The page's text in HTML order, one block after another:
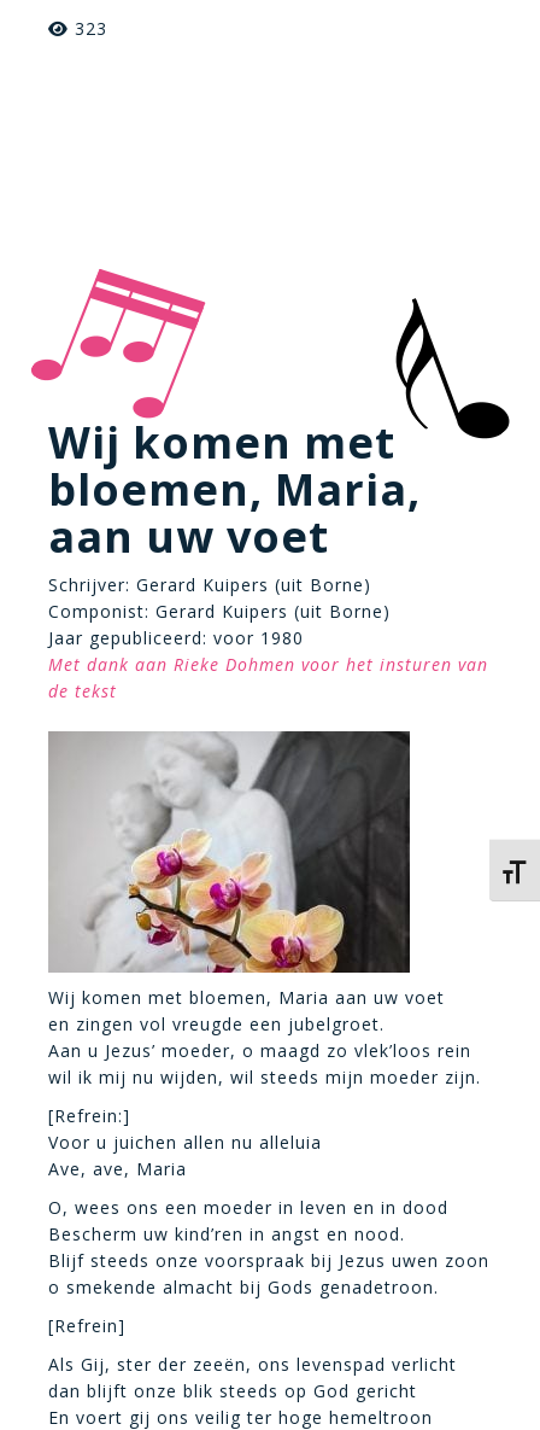
323
Wij komen met
bloemen, Maria,
aan uw voet
Schrijver: Gerard Kuipers (uit Borne)
Componist: Gerard Kuipers (uit Borne)
Jaar gepubliceerd: voor 1980
Met dank aan Rieke Dohmen voor het insturen van
de tekst
Wij komen met bloemen, Maria aan uw voet
en zingen vol vreugde een jubelgroet.
Aan u Jezus’ moeder, o maagd zo vlek’loos rein
wil ik mij nu wijden, wil steeds mijn moeder zijn.
[Refrein:]
Voor u juichen allen nu alleluia
Ave, ave, Maria
O, wees ons een moeder in leven en in dood
Bescherm uw kind’ren in angst en nood.
Blijf steeds onze voorspraak bij Jezus uwen zoon
o smekende almacht bij Gods genadetroon.
[Refrein]
Als Gij, ster der zeeën, ons levenspad verlicht
dan blijft onze blik steeds op God gericht
En voert gij ons veilig ter hoge hemeltroon